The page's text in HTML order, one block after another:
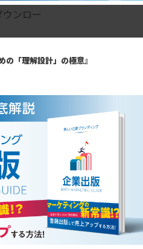
の「理解設計」の極意』